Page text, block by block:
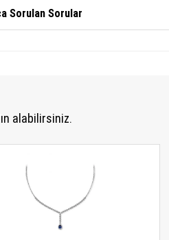
Sorulan Sorular
alabilirsiniz.